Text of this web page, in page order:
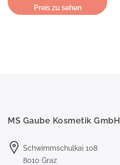
Preis zu sehen
MS Gaube Kosmetik GmbH
Schwimmschulkai 108
8010 Graz